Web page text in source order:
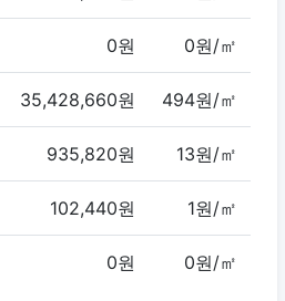
0원 0원/㎡
35,428,660원 494원/㎡
935,820원 13원/㎡
102,440원 1원/㎡
0원 0원/㎡